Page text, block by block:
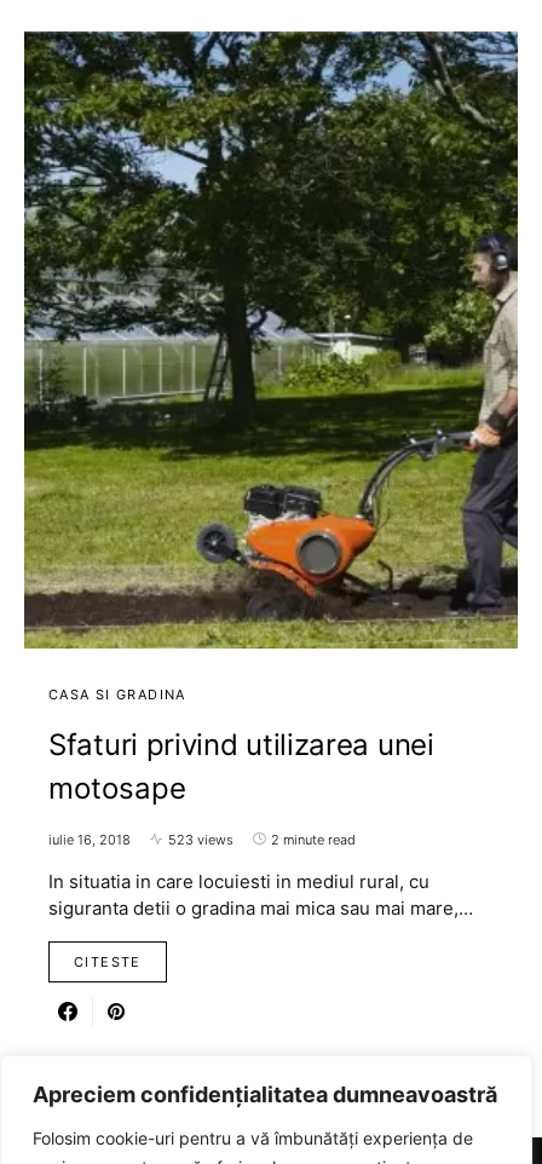
Apreciem confidențialitatea dumneavoastră
Folosim cookie-uri pentru a vă îmbunătăți experiența de
CASA SI GRADINA
Sfaturi privind utilizarea unei
motosape
iulie 16, 2018 523 views 2 minute read
In situatia in care locuiesti in mediul rural, cu
siguranta detii o gradina mai mica sau mai mare,…
CITESTE